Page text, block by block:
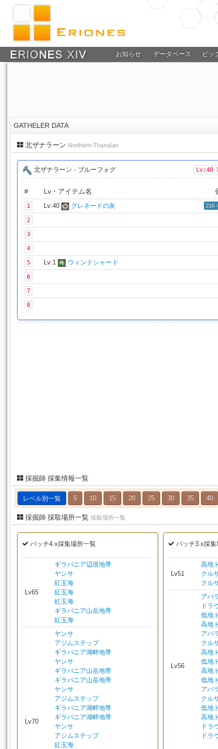
お知らせ データベース ピッ
GATHELER DATA
北ザナラーン Northern-Thanalan
北ザナラーン - ブルーフォグ Lv:40
# Lv・アイテム名
1 Lv:40 グレネードの灰 216
2
3
4
5 Lv:1 ウィンドシャード
6
7
8
採掘師 採集情報一覧
レベル別一覧 5 10 15 20 25 30 35 40
採掘師 採取場所一覧 採取場所一覧
パッチ4.x採集場所一覧
Lv65
ギラバニア辺境地帯
ヤンサ
紅玉海
紅玉海
紅玉海
ギラバニア山岳地帯
紅玉海
Lv70
ヤンサ
アジムステップ
ギラバニア湖畔地帯
ヤンサ
ギラバニア山岳地帯
ギラバニア山岳地帯
ヤンサ
アジムステップ
ギラバニア湖畔地帯
ギラバニア湖畔地帯
ヤンサ
アジムステップ
紅玉海
パッチ3.x採
Lv51
高地
クル
クル
Lv56
アバ
ドラ
低地
高地
アバ
クル
高地
低地
高地
低地
アバ
クル
低地
高地
ドラ
ドラ